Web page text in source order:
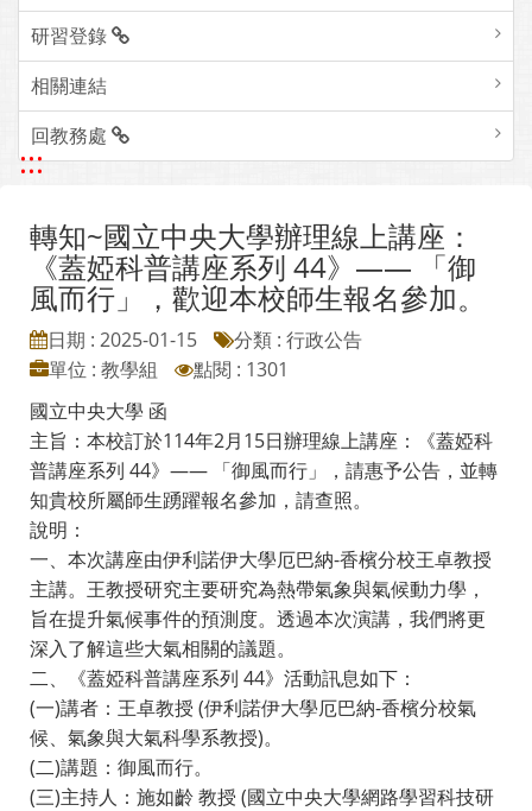
研習登錄
相關連結
回教務處
:::
轉知~國立中央大學辦理線上講座：
《蓋婭科普講座系列 44》—— 「御
風而行」，歡迎本校師生報名參加。
日期 : 2025-01-15
分類 : 行政公告
單位 : 教學組
點閱 : 1301
國立中央大學 函
主旨：本校訂於114年2月15日辦理線上講座：《蓋婭科
普講座系列 44》—— 「御風而行」，請惠予公告，並轉
知貴校所屬師生踴躍報名參加，請查照。
說明：
一、本次講座由伊利諾伊大學厄巴納-香檳分校王卓教授
主講。王教授研究主要研究為熱帶氣象與氣候動力學，
旨在提升氣候事件的預測度。透過本次演講，我們將更
深入了解這些大氣相關的議題。
二、《蓋婭科普講座系列 44》活動訊息如下：
(一)講者：王卓教授 (伊利諾伊大學厄巴納-香檳分校氣
候、氣象與大氣科學系教授)。
(二)講題：御風而行。
(三)主持人：施如齡 教授 (國立中央大學網路學習科技研